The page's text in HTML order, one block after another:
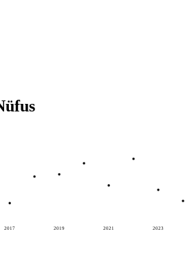
2017 2019 2021 2023